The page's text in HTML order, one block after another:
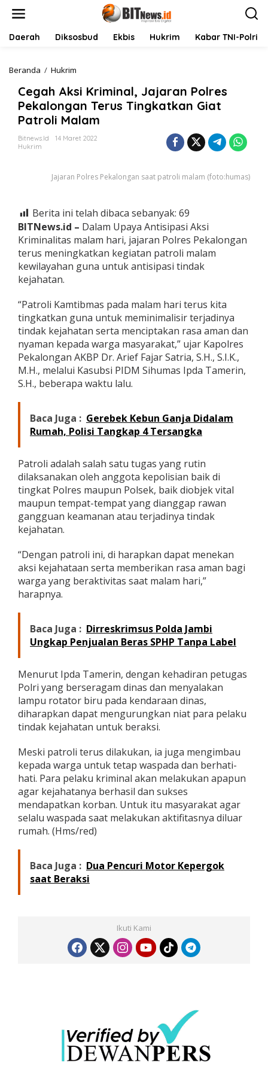
Daerah Diksosbud Ekbis Hukrim Kabar TNI-Polri
Beranda / Hukrim
g
a
h
A
k
r
i
a
l
,
J
a
r
a
n
o
l
r
e
e
k
a
n
g
a
n
T
e
s
T
n
k
G
i
a
t
P
a
o
l
i
M
a
a
m
Cegah Aksi Kriminal, Jajaran Polres
Pekalongan Terus Tingkatkan Giat
Patroli Malam
Bitnews.id
14 Maret 2022
Hukrim
Jajaran Polres Pekalongan saat patroli malam (foto:humas)
Berita ini telah dibaca sebanyak: 69
BITNews.id – Dalam Upaya Antisipasi Aksi
Kriminalitas malam hari, jajaran Polres Pekalongan
terus meningkatkan kegiatan patroli malam
kewilayahan guna untuk antisipasi tindak
kejahatan.
“Patroli Kamtibmas pada malam hari terus kita
tingkatkan guna untuk meminimalisir terjadinya
tindak kejahatan serta menciptakan rasa aman dan
nyaman kepada warga masyarakat,” ujar Kapolres
Pekalongan AKBP Dr. Arief Fajar Satria, S.H., S.I.K.,
M.H., melalui Kasubsi PIDM Sihumas Ipda Tamerin,
S.H., beberapa waktu lalu.
Baca Juga : Gerebek Kebun Ganja Didalam
Rumah, Polisi Tangkap 4 Tersangka
Patroli adalah salah satu tugas yang rutin
dilaksanakan oleh anggota kepolisian baik di
tingkat Polres maupun Polsek, baik diobjek vital
maupun tempat-tempat yang dianggap rawan
gangguan keamanan atau terjadinya tindak
kejahatan.
“Dengan patroli ini, di harapkan dapat menekan
aksi kejahataan serta memberikan rasa aman bagi
warga yang beraktivitas saat malam hari,”
harapnya.
Baca Juga : Dirreskrimsus Polda Jambi
Ungkap Penjualan Beras SPHP Tanpa Label
Menurut Ipda Tamerin, dengan kehadiran petugas
Polri yang berseragam dinas dan menyalakan
lampu rotator biru pada kendaraan dinas,
diharapkan dapat mengurungkan niat para pelaku
tindak kejahatan untuk beraksi.
Meski patroli terus dilakukan, ia juga mengimbau
kepada warga untuk tetap waspada dan berhati-
hati. Para pelaku kriminal akan melakukan apapun
agar kejahatanya berhasil dan sukses
mendapatkan korban. Untuk itu masyarakat agar
selalu waspada saat melakukan aktifitasnya diluar
rumah. (Hms/red)
Baca Juga : Dua Pencuri Motor Kepergok
saat Beraksi
Ikuti Kami